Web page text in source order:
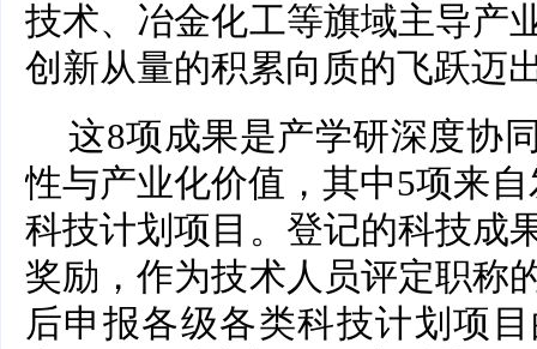
技术、冶金化工等旗域主导产
创新从量的积累向质的飞跃迈
这8项成果是产学研深度协
性与产业化价值，其中5项来
科技计划项目。登记的科技成
奖励，作为技术人员评定职称
后申报各级各类科技计划项